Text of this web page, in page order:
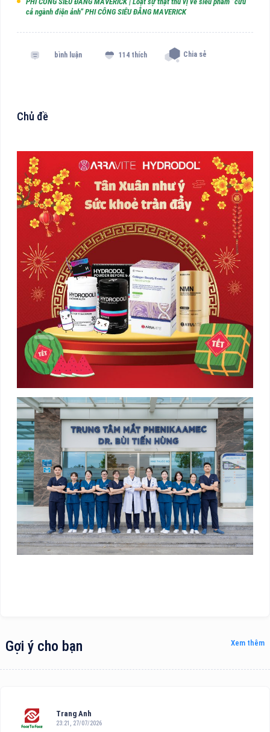
cả ngành điện ảnh” PHI CÔNG SIÊU ĐẲNG MAVERICK
bình luận 114 thích Chia sẻ
Chủ đề
Gợi ý cho bạn Xem thêm
Trang Anh
23:21, 27/07/2026